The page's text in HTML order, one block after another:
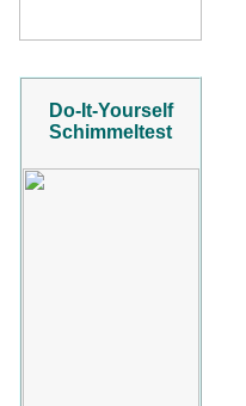
Do-It-Yourself
Schimmeltest